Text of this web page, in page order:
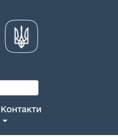
Контакти